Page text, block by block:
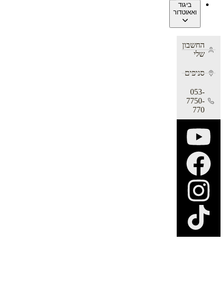
ביגוד
ואאוטדור
החשבון
שלי
סניפים
053-
7750-
770